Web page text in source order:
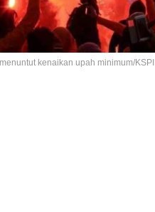
kenaikan upah minimum/KSPI